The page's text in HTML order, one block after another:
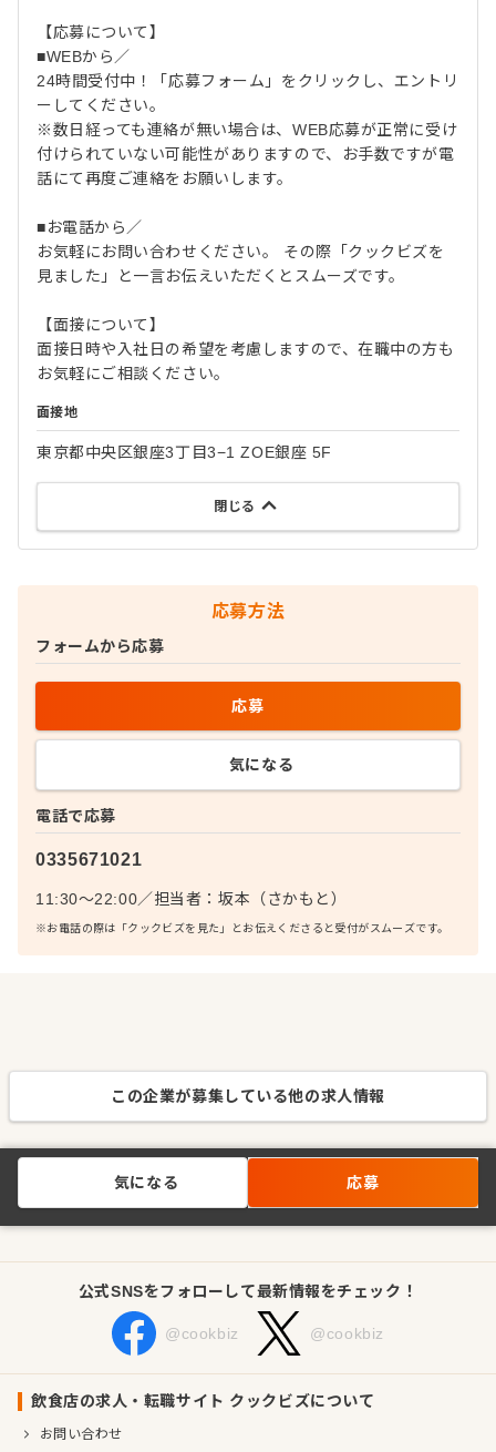
【応募について】
■WEBから／
24時間受付中！「応募フォーム」をクリックし、エントリ
ーしてください。
※数日経っても連絡が無い場合は、WEB応募が正常に受け
付けられていない可能性がありますので、お手数ですが電
話にて再度ご連絡をお願いします。
■お電話から／
お気軽にお問い合わせください。 その際「クックビズを
見ました」と一言お伝えいただくとスムーズです。
【面接について】
面接日時や入社日の希望を考慮しますので、在職中の方も
お気軽にご相談ください。
面接地
東京都中央区銀座3丁目3−1 ZOE銀座 5F
閉じる
応募方法
電話で応募
0335671021
11:30～22:00／担当者： 坂本（さかもと）
※お電話の際は「クックビズを見た」とお伝えくださると受付がスムーズです。
フォームから応募
応募
気になる
この企業が募集している他の求人情報
気になる 応募
公式SNSをフォローして最新情報をチェック！
@cookbiz @cookbiz
飲食店の求人・転職サイト クックビズについて
お問い合わせ